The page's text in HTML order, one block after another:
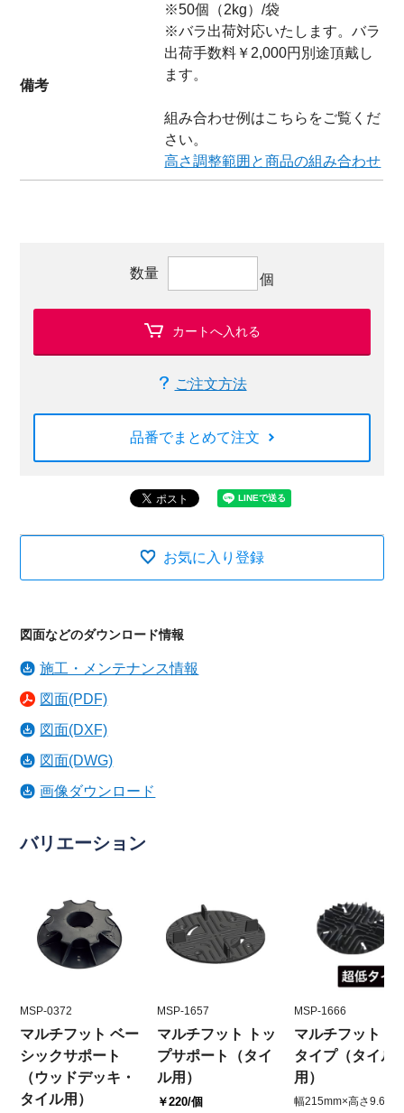
備考
※50個（2kg）/袋
※バラ出荷対応いたします。バラ
出荷手数料￥2,000円別途頂戴し
ます。
組み合わせ例はこちらをご覧くだ
さい。
高さ調整範囲と商品の組み合わせ
数量 個
カートへ入れる
ご注文方法
品番でまとめて注文
お気に入り登録
図面などのダウンロード情報
施工・メンテナンス情報
図面(PDF)
図面(DXF)
図面(DWG)
画像ダウンロード
バリエーション
MSP-0372
マルチフット ベー
シックサポート
（ウッドデッキ・
タイル用）
MSP-1657
マルチフット トッ
プサポート（タイ
ル用）
￥220/個
MSP-1666
マルチフット 超
タイプ（タイル
用）
幅215mm×高さ9.6mm